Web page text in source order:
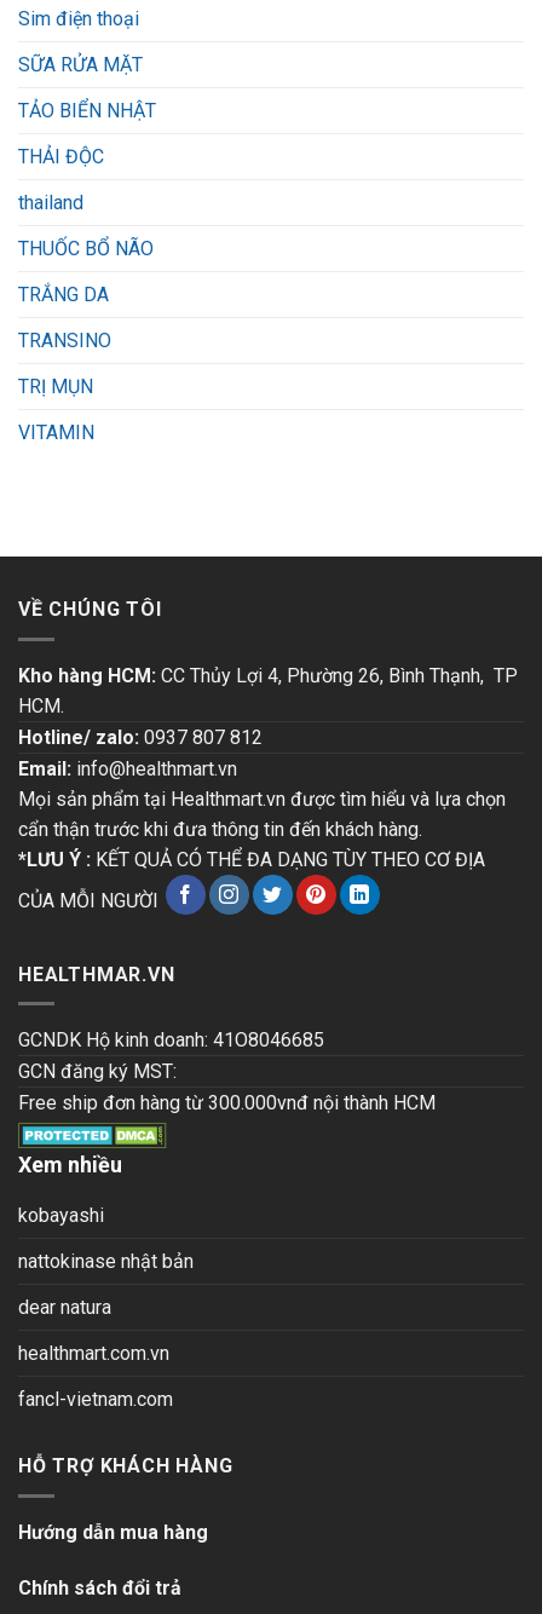
Sim điện thoại
SỮA RỬA MẶT
TẢO BIỂN NHẬT
THẢI ĐỘC
thailand
THUỐC BỔ NÃO
TRẮNG DA
TRANSINO
TRỊ MỤN
VITAMIN
VỀ CHÚNG TÔI
Kho hàng HCM: CC Thủy Lợi 4, Phường 26, Bình Thạnh, TP
HCM.
Hotline/ zalo: 0937 807 812
Email: info@healthmart.vn
Mọi sản phẩm tại Healthmart.vn được tìm hiểu và lựa chọn
cẩn thận trước khi đưa thông tin đến khách hàng.
*LƯU Ý : KẾT QUẢ CÓ THỂ ĐA DẠNG TÙY THEO CƠ ĐỊA
CỦA MỖI NGƯỜI
HEALTHMAR.VN
GCNDK Hộ kinh doanh: 41O8046685
GCN đăng ký MST:
Free ship đơn hàng từ 300.000vnđ nội thành HCM
Xem nhiều
kobayashi
nattokinase nhật bản
dear natura
healthmart.com.vn
fancl-vietnam.com
HỖ TRỢ KHÁCH HÀNG
Hướng dẫn mua hàng
Chính sách đổi trả